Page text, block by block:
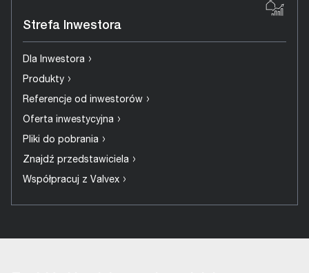
Strefa Inwestora
Dla Inwestora ›
Produkty ›
Referencje od inwestorów ›
Oferta inwestycyjna ›
Pliki do pobrania ›
Znajdź przedstawiciela ›
Współpracuj z Valvex ›